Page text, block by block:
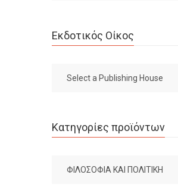
Εκδοτικός Οίκος
Κατηγορίες προϊόντων